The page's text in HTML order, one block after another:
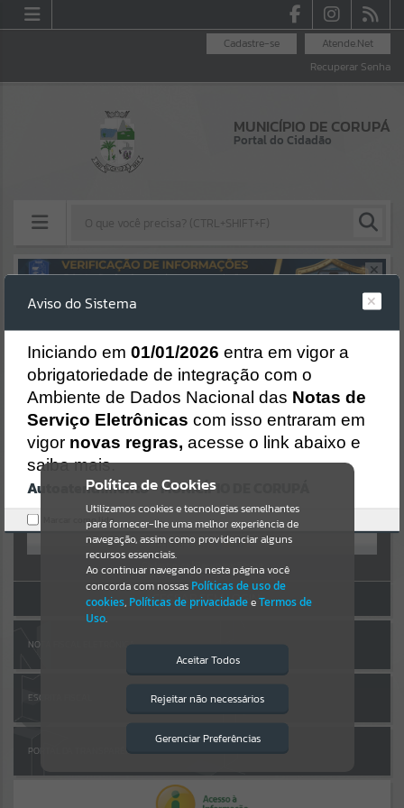
Atende.Net
Cadastre-se
Recuperar Senha
MUNICÍPIO DE CORUPÁ
Portal do Cidadão
Resultados para""
Portais
Por favor, aguarde...
NOTÍCIAS
Por favor, aguarde...
Por favor, aguarde...
SERVIÇOS
PÁGINAS
AUTOATENDIMENTO
OU
Cadastre-se|Recuperar Senha
ACESSAR SEM LOGIN
NOTA FISCAL ELETRÔNICA
ESCRITA FISCAL
PORTAL DA TRANSPARÊNCIA
Política de Cookies
Utilizamos cookies e tecnologias semelhantes
para fornecer-lhe uma melhor experiência de
navegação, assim como providenciar alguns
recursos essenciais.
Ao continuar navegando nesta página você
concorda com nossas Políticas de uso de
cookies, Políticas de privacidadeeTermos de
Uso.
Aceitar Todos
Rejeitar não necessários
Gerenciar Preferências
Isto significa que diversos recursos
providenciados poderão não estar
Aviso do Sistema
Iniciando em 01/01/2026 entra em vigor a
obrigatoriedade de integração com o
Ambiente de Dados Nacional das Notas de
Serviço Eletrônicas com isso entraram em
vigor novas regras, acesse o link abaixo e
saiba mais.
Autoatendimento - MUNICÍPIO DE CORUPÁ
Marcar como lido.
Erro
Gerenciamento do Sistema
CÓDIGO DA MENSAGEM:
Ocorreu um erro de script:
Uncaught SyntaxError: Unexpected token '('
https://corupa.atende.net/cidadao/pagina/static/bundle/wpo_index
_2_base_l2_portal_editores_sync_dd63a725aa1a3e42e62571aa199b6
7e2.js?v=816ac05d:47
Verificar Mais Detalhes